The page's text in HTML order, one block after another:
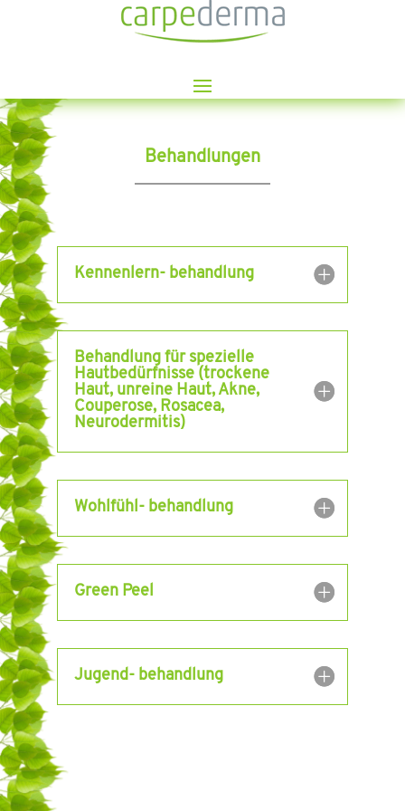
Behandlungen
Kennenlern- behandlung
Behandlung für spezielle
Hautbedürfnisse (trockene
Haut, unreine Haut, Akne,
Couperose, Rosacea,
Neurodermitis)
Wohlfühl- behandlung
Green Peel
Jugend- behandlung